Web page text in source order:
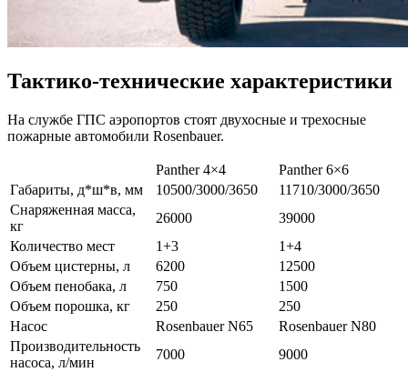
Тактико-технические характеристики
На службе ГПС аэропортов стоят двухосные и трехосные
пожарные автомобили Rosenbauer.
Panther 4×4
Panther 6×6
Габариты, д*ш*в, мм
10500/3000/3650
11710/3000/3650
Снаряженная масса,
кг
26000
39000
Количество мест
1+3
1+4
Объем цистерны, л
6200
12500
Объем пенобака, л
750
1500
Объем порошка, кг
250
250
Насос
Rosenbauer N65
Rosenbauer N80
Производительность
насоса, л/мин
7000 9000